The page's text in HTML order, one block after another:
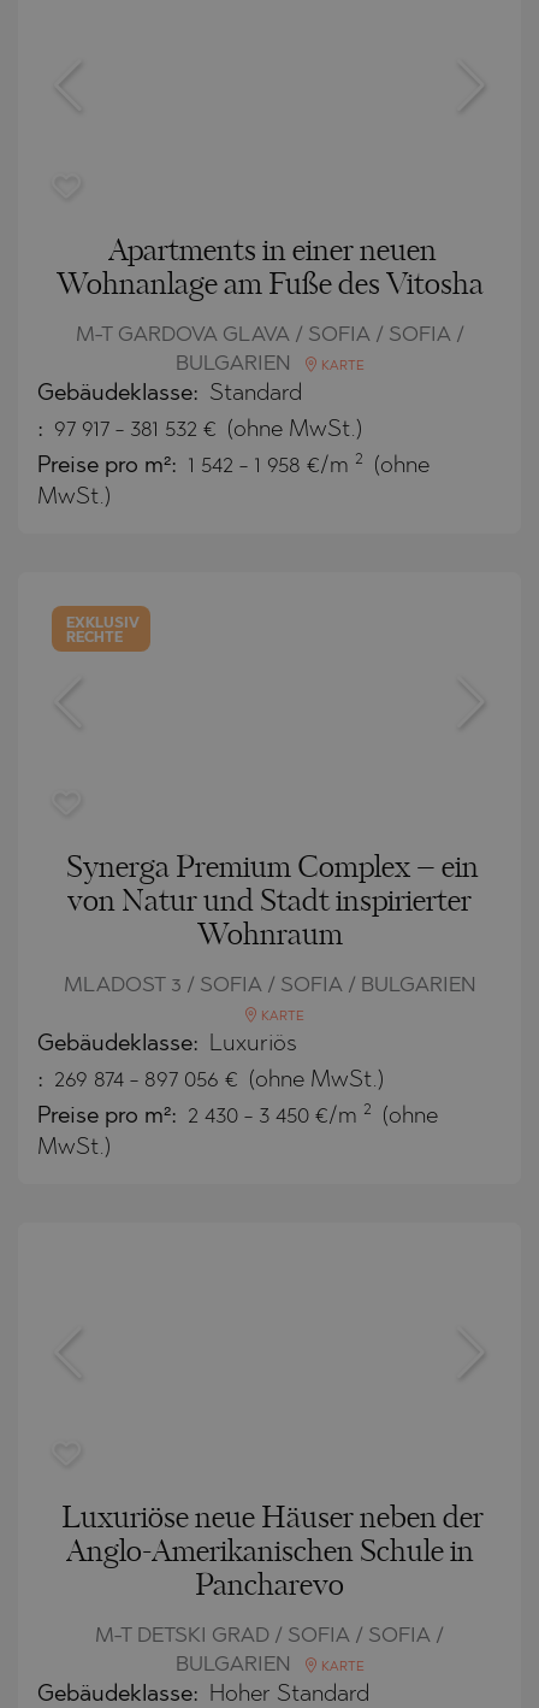
Apartments in einer neuen
Wohnanlage am Fuße des Vitosha
M-T GARDOVA GLAVA / SOFIA / SOFIA /
BULGARIEN
KARTE
Gebäudeklasse: Standard
: 97 917 - 381 532 € (ohne MwSt.)
Preise pro m²: 1 542 - 1 958 €/m 2
(ohne
MwSt.)
EXKLUSIV
RECHTE
Synerga Premium Complex – ein
von Natur und Stadt inspirierter
Wohnraum
MLADOST 3 / SOFIA / SOFIA / BULGARIEN
KARTE
Gebäudeklasse: Luxuriös
: 269 874 - 897 056 € (ohne MwSt.)
Preise pro m²: 2 430 - 3 450 €/m 2
(ohne
MwSt.)
Luxuriöse neue Häuser neben der
Anglo-Amerikanischen Schule in
Pancharevo
M-T DETSKI GRAD / SOFIA / SOFIA /
BULGARIEN
KARTE
Gebäudeklasse: Hoher Standard